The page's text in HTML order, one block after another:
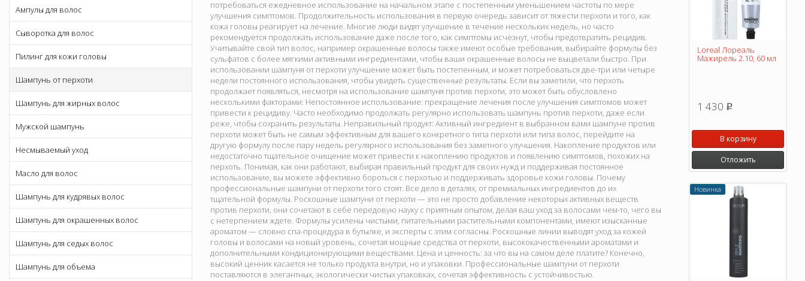
Ампулы для волос
Сыворотка для волос
Пилинг для кожи головы
Шампунь от перхоти
Шампунь для жирных волос
Мужской шампунь
Несмываемый уход
Масло для волос
Шампунь для кудрявых волос
Шампунь для окрашенных волос
Шампунь для седых волос
Шампунь для объема
потребоваться ежедневное использование на начальном этапе с постепенным уменьшением частоты по мере
улучшения симптомов. Продолжительность использования в первую очередь зависит от тяжести перхоти и того, как
кожа головы реагирует на лечение. Многие люди видят улучшение в течение нескольких недель, но часто
рекомендуется продолжать использование даже после того, как симптомы исчезнут, чтобы предотвратить рецидив.
Учитывайте свой тип волос, например окрашенные волосы также имеют особые требования, выбирайте формулы без
сульфатов с более мягкими активными ингредиентами, чтобы ваши окрашенные волосы не выцветали быстро. При
использовании шампуня от перхоти улучшение может быть постепенным, и может потребоваться две-три или четыре
недели постоянного использования, чтобы увидеть существенные результаты. Если вы заметили, что перхоть
продолжает появляться, несмотря на использование шампуня против перхоти, это может быть обусловлено
несколькими факторами: Непостоянное использование: прекращение лечения после улучшения симптомов может
привести к рецидиву. Часто необходимо продолжать регулярно использовать шампунь против перхоти, даже если
реже, чтобы сохранить результаты. Неправильный продукт: Активный ингредиент в выбранном вами шампуне против
перхоти может быть не самым эффективным для вашего конкретного типа перхоти или типа волос, перейдите на
другую формулу после пару недель регулярного использования без заметного улучшения. Накопление продуктов или
недостаточно тщательное очищение может привести к накоплению продуктов и появлению симптомов, похожих на
перхоть. Понимая, как они работают, выбирая правильный продукт для своих нужд и поддерживая постоянное
использование, вы можете эффективно бороться с перхотью и поддерживать здоровье кожи головы. Почему
профессиональные шампуни от перхоти того стоят. Все дело в деталях, от премиальных ингредиентов до их
тщательной формулы. Роскошные шампуни от перхоти — это не просто добавление некоторых активных веществ
против перхоти, они сочетают в себе передовую науку с приятным опытом, делая ваш уход за волосами чем-то, чего вы
с нетерпением ждете. Формулы усилены чистыми, питательными растительными компонентами, имеют изысканные
ароматом — словно спа-процедура в бутылке, и эксперты с этим согласны. Роскошные линии выводят уход за кожей
головы и волосами на новый уровень, сочетая мощные средства от перхоти, высококачественными ароматами и
дополнительными кондиционирующими веществами. Цена и ценность: за что вы на самом деле платите? Конечно,
высокий ценник касается не только продукта внутри, но и упаковки. Профессиональные шампуни от перхоти
поставляются в элегантных, экологически чистых упаковках, сочетая эффективность с устойчивостью.
Loreal Лореаль
Мажирель 2.10, 60 мл
1 430 p
В корзину
Отложить
Новинка